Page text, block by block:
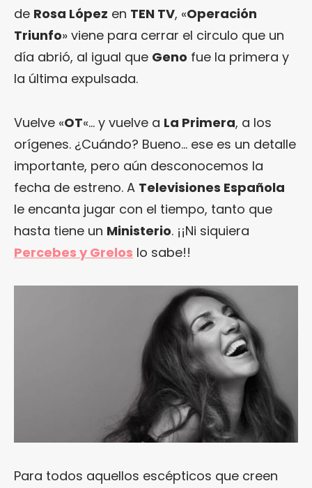
de Rosa López en TEN TV, «Operación
Triunfo» viene para cerrar el circulo que un
día abrió, al igual que Geno fue la primera y
la última expulsada.
Vuelve «OT«… y vuelve a La Primera, a los
orígenes. ¿Cuándo? Bueno… ese es un detalle
importante, pero aún desconocemos la
fecha de estreno. A Televisiones Española
le encanta jugar con el tiempo, tanto que
hasta tiene un Ministerio. ¡¡Ni siquiera
Percebes y Grelos lo sabe!!
Para todos aquellos escépticos que creen